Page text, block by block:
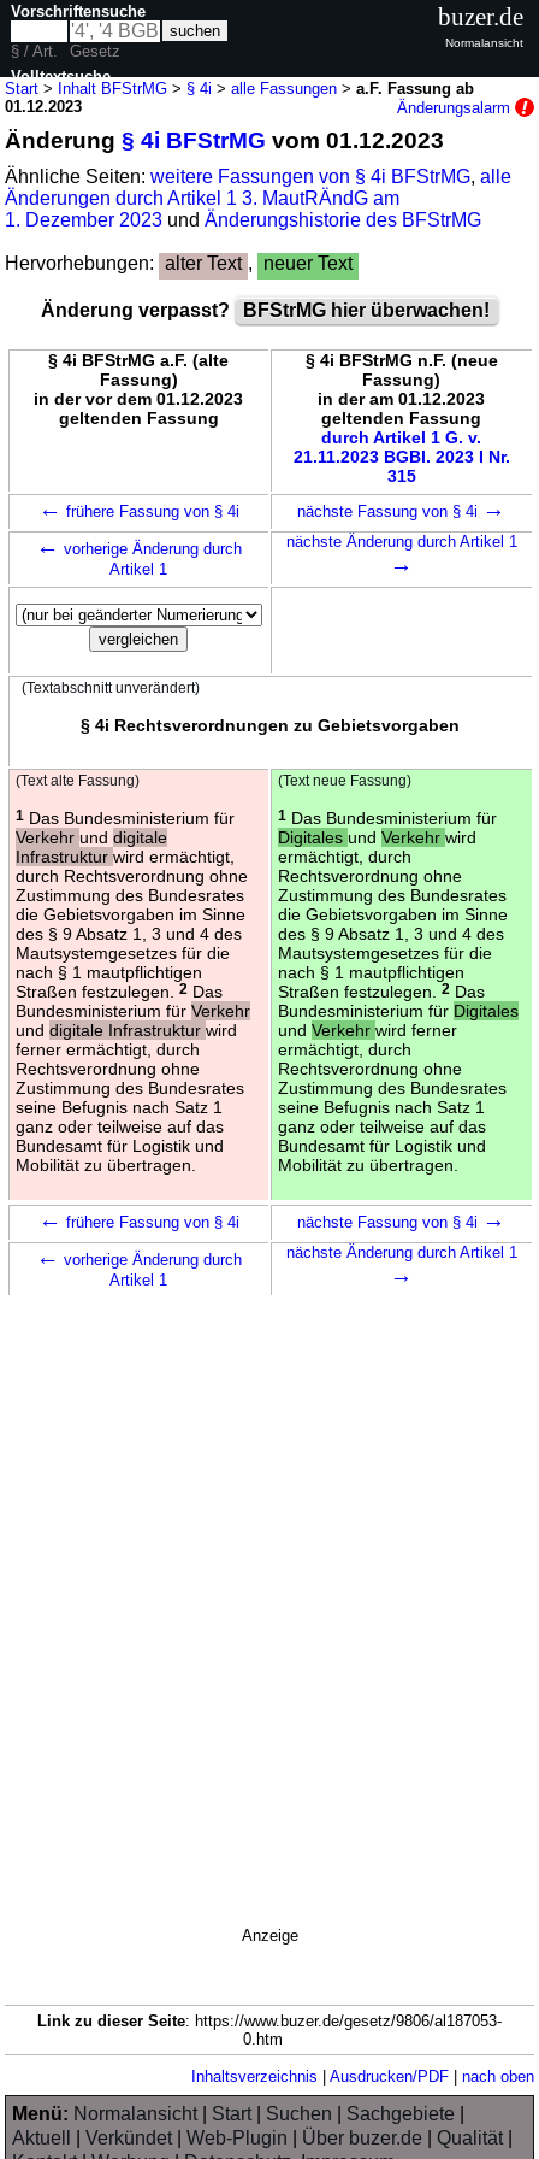
Start > Inhalt BFStrMG > § 4i >alle Fassungen >a.F. Fassung ab
01.12.2023
Änderungsalarm
Änderung§ 4i BFStrMG vom 01.12.2023
Ähnliche Seiten:weitere Fassungen von § 4i BFStrMG,alle
Änderungen durch Artikel 1 3. MautRÄndG am
1. Dezember 2023 undÄnderungshistorie des BFStrMG
Hervorhebungen: alter Text , neuer Text
Änderung verpasst? BFStrMG hier überwachen!
§ 4i BFStrMG a.F. (alte
Fassung)
in der vor dem 01.12.2023
geltenden Fassung
§ 4i BFStrMG n.F. (neue
Fassung)
in der am 01.12.2023
geltenden Fassung
durch Artikel 1 G. v.
21.11.2023 BGBl. 2023 I Nr.
315
← frühere Fassung von § 4i nächste Fassung von § 4i →
← vorherige Änderung durch
Artikel 1
nächste Änderung durch Artikel 1
→
(Textabschnitt unverändert)
§ 4i Rechtsverordnungen zu Gebietsvorgaben
(Text alte Fassung)
1Das Bundesministerium für
Verkehr und digitale
Infrastruktur wird ermächtigt,
durch Rechtsverordnung ohne
Zustimmung des Bundesrates
die Gebietsvorgaben im Sinne
des § 9 Absatz 1, 3 und 4 des
Mautsystemgesetzes für die
nach § 1 mautpflichtigen
Straßen festzulegen.
2Das
Bundesministerium für Verkehr
und digitale Infrastruktur wird
ferner ermächtigt, durch
Rechtsverordnung ohne
Zustimmung des Bundesrates
seine Befugnis nach Satz 1
ganz oder teilweise auf das
Bundesamt für Logistik und
Mobilität zu übertragen.
(Text neue Fassung)
1Das Bundesministerium für
Digitales und Verkehr wird
ermächtigt, durch
Rechtsverordnung ohne
Zustimmung des Bundesrates
die Gebietsvorgaben im Sinne
des § 9 Absatz 1, 3 und 4 des
Mautsystemgesetzes für die
nach § 1 mautpflichtigen
Straßen festzulegen.
2Das
Bundesministerium für Digitales
und Verkehr wird ferner
ermächtigt, durch
Rechtsverordnung ohne
Zustimmung des Bundesrates
seine Befugnis nach Satz 1
ganz oder teilweise auf das
Bundesamt für Logistik und
Mobilität zu übertragen.
← frühere Fassung von § 4i nächste Fassung von § 4i →
← vorherige Änderung durch
Artikel 1
nächste Änderung durch Artikel 1
→
Vorschriftensuche
§ / Art.
Gesetz
Volltextsuche
buzer.de
Normalansicht
Anzeige
Link zu dieser Seite: https://www.buzer.de/gesetz/9806/al187053-
0.htm
Inhaltsverzeichnis | Ausdrucken/PDF| nach oben
Menü: Normalansicht| Start| Suchen Sachgebiete
Aktuell
|Verkündet|Web-Plugin Über buzer.de |Qualität|